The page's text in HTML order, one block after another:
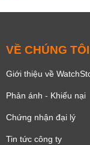
VỀ CHÚNG TÔI
Giới thiệu về
Phản ánh - Khiếu nại
Chứng nhận đại lý
Tin tức công ty